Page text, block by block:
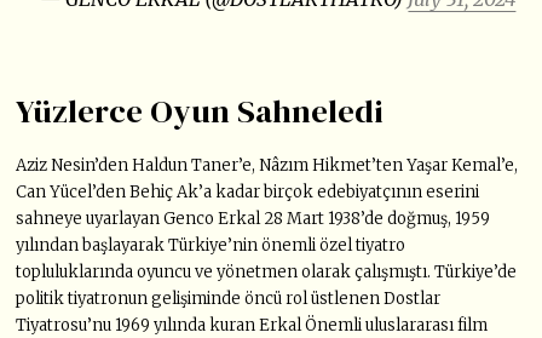
Yüzlerce Oyun Sahneledi
Aziz Nesin’den Haldun Taner’e, Nâzım Hikmet’ten Yaşar Kemal’e,
Can Yücel’den Behiç Ak’a kadar birçok edebiyatçının eserini
sahneye uyarlayan Genco Erkal 28 Mart 1938’de doğmuş, 1959
yılından başlayarak Türkiye’nin önemli özel tiyatro
topluluklarında oyuncu ve yönetmen olarak çalışmıştı. Türkiye’de
politik tiyatronun gelişiminde öncü rol üstlenen Dostlar
Tiyatrosu’nu 1969 yılında kuran Erkal Önemli uluslararası film